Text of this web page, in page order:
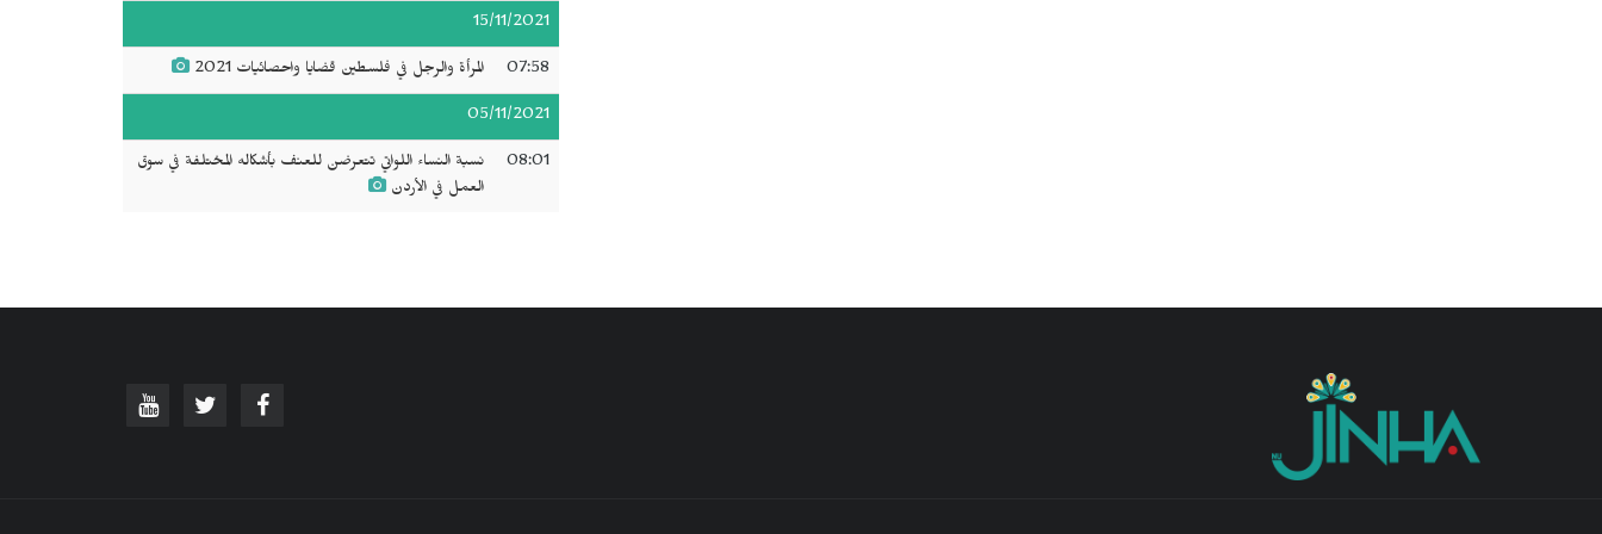
15/11/2021
07:58 المرأة والرجل في فلسطين قضايا واحصائيات 2021
05/11/2021
08:01
نسبة النساء اللواتي تتعرضن للعنف بأشكاله المختلفة في سوق
العمل في الأردن